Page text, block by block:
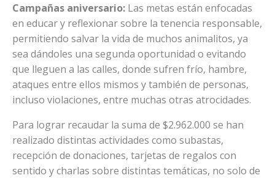
Campañas aniversario: Las metas están enfocadas
en educar y reflexionar sobre la tenencia responsable,
permitiendo salvar la vida de muchos animalitos, ya
sea dándoles una segunda oportunidad o evitando
que lleguen a las calles, donde sufren frío, hambre,
ataques entre ellos mismos y también de personas,
incluso violaciones, entre muchas otras atrocidades.
Para lograr recaudar la suma de $2.962.000 se han
realizado distintas actividades como subastas,
recepción de donaciones, tarjetas de regalos con
sentido y charlas sobre distintas temáticas, no solo de